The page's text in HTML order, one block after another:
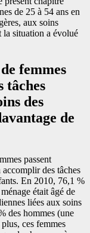
de 25 à 54 ans en
aux soins
la situation a évolué
femmes
tâches
des
de
passent
accomplir des tâches
En 2010, 76,1 %
était âgé de
liées aux soins
des hommes (une
ces femmes